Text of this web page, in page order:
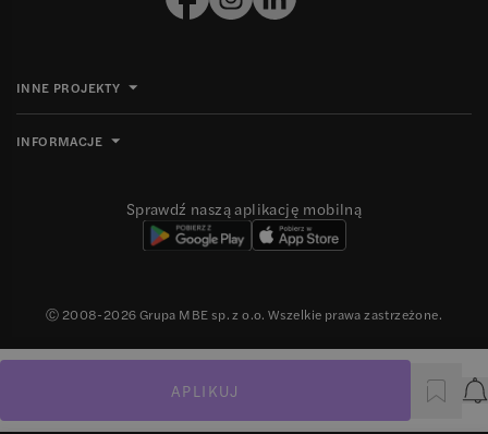
APLIKUJ
INNE PROJEKTY
INFORMACJE
Sprawdź naszą aplikację mobilną
Ⓒ 2008-2026Grupa MBE sp. z o.o. Wszelkie prawa zastrzeżone.